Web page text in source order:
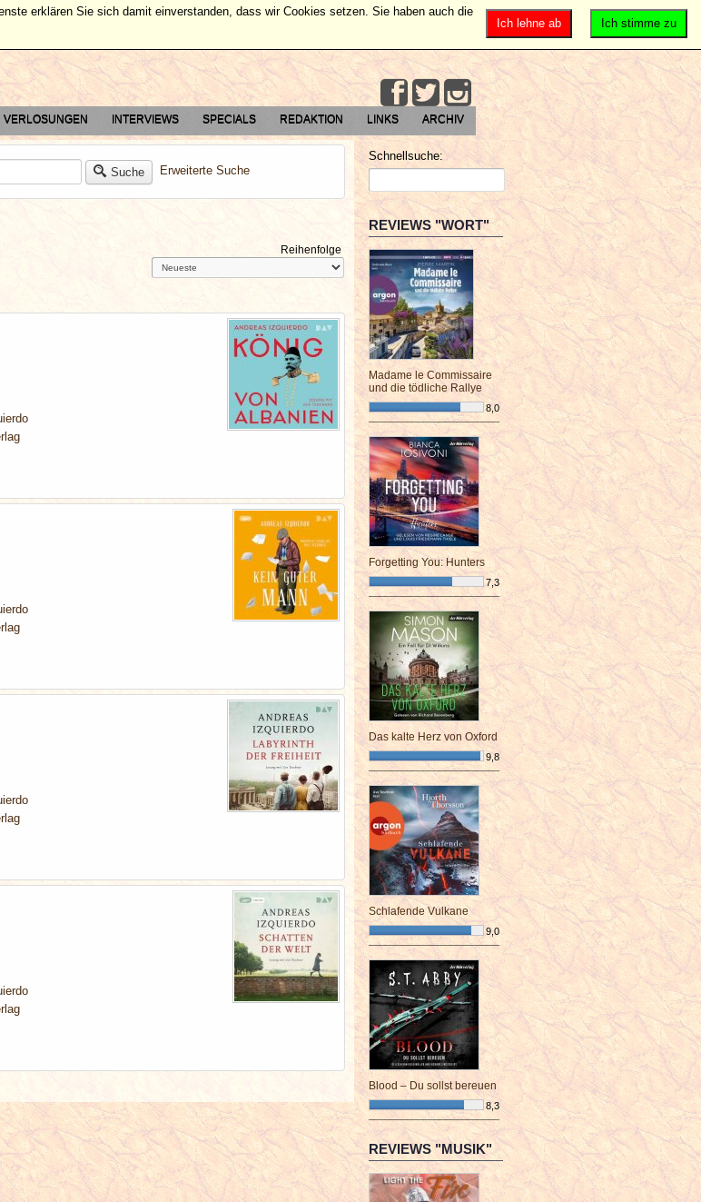
VERLOSUNGEN INTERVIEWS SPECIALS REDAKTION LINKS ARCHIV
Suche Erweiterte Suche
Reihenfolge
Schnellsuche:
REVIEWS "WORT"
Madame le Commissaire
und die tödliche Rallye
8,0
¯¯¯¯¯¯¯¯¯¯¯¯¯¯¯¯¯¯¯¯¯¯¯¯
Forgetting You: Hunters
7,3
¯¯¯¯¯¯¯¯¯¯¯¯¯¯¯¯¯¯¯¯¯¯¯¯
Das kalte Herz von Oxford
9,8
¯¯¯¯¯¯¯¯¯¯¯¯¯¯¯¯¯¯¯¯¯¯¯¯
Schlafende Vulkane
9,0
¯¯¯¯¯¯¯¯¯¯¯¯¯¯¯¯¯¯¯¯¯¯¯¯
Blood – Du sollst bereuen
8,3
¯¯¯¯¯¯¯¯¯¯¯¯¯¯¯¯¯¯¯¯¯¯¯¯
REVIEWS "MUSIK"
Ich stimme zu
Ich lehne ab
erklären Sie sich damit einverstanden, dass wir Cookies setzen. Sie haben auch die